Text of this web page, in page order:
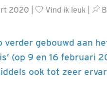
2020 | Vind ik leuk
verder gebouwd aan
(op 9 en 16
ook tot zeer